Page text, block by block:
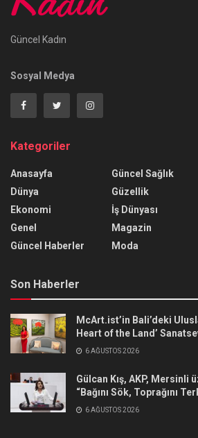
Güncel Kadın
Sosyal Medya
Kategoriler
Anasayfa
Dünya
Ekonomi
Genel
Güncel Haberler
Güncel Sağlık
Güzellik
İş Dünyası
Magazin
Moda
Son Haberler
McArt.ist’in Bali’deki
Heart of the Land’
6 AĞUSTOS 2026
Gülcan Kış, AKP, Mersinli
“Bağını Sök, Toprağını
6 AĞUSTOS 2026